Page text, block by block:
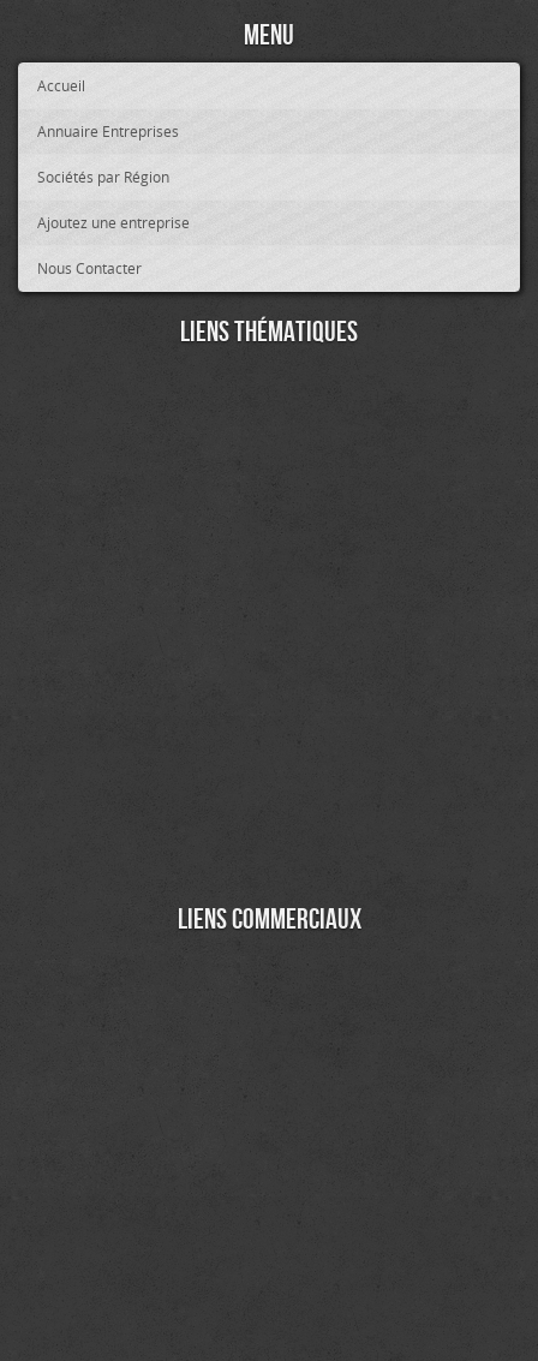
Menu
Accueil
Annuaire Entreprises
Sociétés par Région
Ajoutez une entreprise
Nous Contacter
Liens thématiques
Liens commerciaux